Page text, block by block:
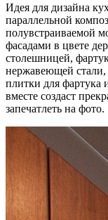
Идея для дизайна
параллельной
полувстраиваемой
фасадами в цвете
столешницей,
нержавеющей стали,
плитки для фартука
вместе создаст
запечатлеть на фото.